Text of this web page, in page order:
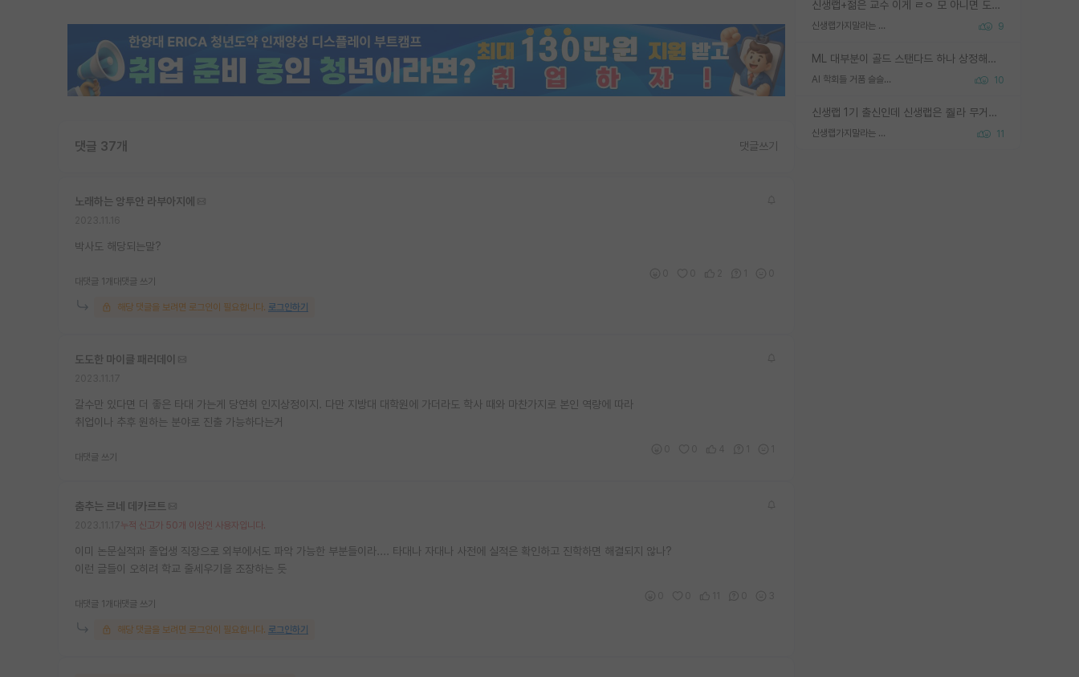
신생랩+젊은 교수 이게 ㄹㅇ 모 아니면 도인듯.
신생랩가지말라는 이유가 있었구나 9
ML 대부분이 골드 스탠다드 하나 상정해놓고 (벤치마크 데이터셋이 여러 개면 여러 개 상정) 그거 얼마나 잘 맞추나 싸움임 가끔 번뜩이는 설계 철학을 보여주는 논문들도 있지만 대부분 그거 성적 얼마나 더 올리느라에 혈안이 되어 있는 측면이 잇음
AI 학회들 거품 슬슬 지적이 나오네요 10
신생랩 1기 출신인데 신생랩은 줠라 무거운 바벨 같은거임. 들면 대박인데 못들면 깔려 죽음. 아무도 알려주지 않는 환경에서 자생해야하지만, 일단 살아남았다면 그 어떤 사람보다 악착같고 생존력 높은 사람으로 거듭날 수 있음
신생랩가지말라는 이유가 있었구나 11
댓글 37개 댓글쓰기
노래하는 앙투안 라부아지에
박사도 해당되는말?
대댓글 1개 대댓글 쓰기
해당 댓글을 보려면 로그인이 필요합니다. 로그인하기
도도한 마이클 패러데이
갈수만 있다면 더 좋은 타대 가는게 당연히 인지상정이지. 다만 지방대 대학원에 가더라도 학사 때와 마찬가지로 본인 역량에 따라
취업이나 추후 원하는 분야로 진출 가능하다는거
대댓글 쓰기
춤추는 르네 데카르트
누적 신고가 50개 이상인 사용자입니다.
이미 논문실적과 졸업생 직장으로 외부에서도 파악 가능한 부분들이라.... 타대나 자대나 사전에 실적은 확인하고 진학하면 해결되지 않나?
이런 글들이 오히려 학교 줄세우기을 조장하는 듯
대댓글 1개 대댓글 쓰기
해당 댓글을 보려면 로그인이 필요합니다. 로그인하기